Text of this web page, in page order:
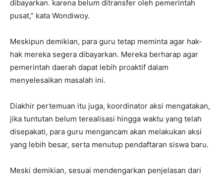
dibayarkan. karena belum ditransfer oleh pemerintah
pusat,” kata Wondiwoy.
Meskipun demikian, para guru tetap meminta agar hak-
hak mereka segera dibayarkan. Mereka berharap agar
pemerintah daerah dapat lebih proaktif dalam
menyelesaikan masalah ini.
Diakhir pertemuan itu juga, koordinator aksi mengatakan,
jika tuntutan belum terealisasi hingga waktu yang telah
disepakati, para guru mengancam akan melakukan aksi
yang lebih besar, serta menutup pendaftaran siswa baru.
Meski demikian, sesuai mendengarkan penjelasan dari